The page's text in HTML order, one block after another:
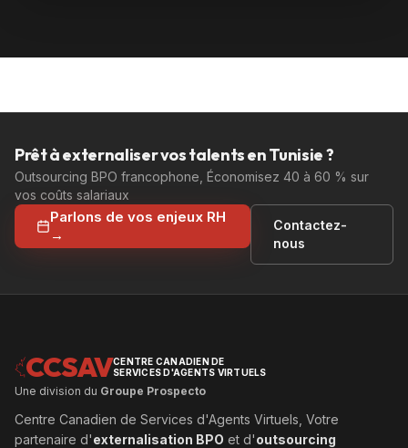
Prêt à externaliser vos talents en Tunisie ?
Outsourcing BPO francophone, Économisez 40 à 60 % sur
vos coûts salariaux
Parlons de vos enjeux RH
→
Contactez-
nous
CCSAVCENTRE CANADIEN DE
SERVICES D'AGENTS VIRTUELS
Une division du Groupe Prospecto
Centre Canadien de Services d'Agents Virtuels, Votre
partenaire d'externalisation BPO et d'outsourcing